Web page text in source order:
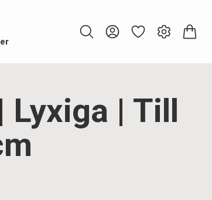
Lyxiga | Till